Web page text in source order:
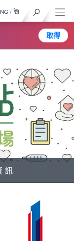
取得
/ 簡
訊